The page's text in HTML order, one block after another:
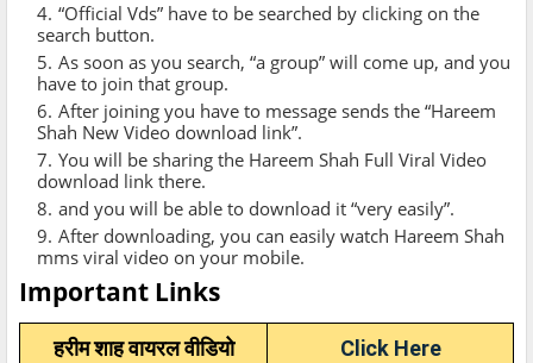
“Official Vds” have to be searched by clicking on the
search button.
As soon as you search, “a group” will come up, and you
have to join that group.
After joining you have to message sends the “Hareem
Shah New Video download link”.
You will be sharing the Hareem Shah Full Viral Video
download link there.
and you will be able to download it “very easily”.
After downloading, you can easily watch Hareem Shah
mms viral video on your mobile.
Important Links
हरीम शाह वायरल वीडियो Click Here